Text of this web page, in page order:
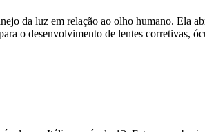
da luz em relação ao olho humano. Ela
o desenvolvimento de lentes corretivas,